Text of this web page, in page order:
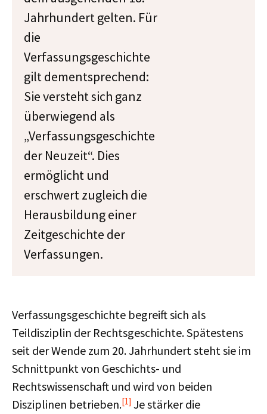
Jahrhundert gelten. Für
die
Verfassungsgeschichte
gilt dementsprechend:
Sie versteht sich ganz
überwiegend als
„Verfassungsgeschichte
der Neuzeit“. Dies
ermöglicht und
erschwert zugleich die
Herausbildung einer
Zeitgeschichte der
Verfassungen.
Verfassungsgeschichte begreift sich als
Teildisziplin der Rechtsgeschichte. Spätestens
seit der Wende zum 20. Jahrhundert steht sie im
Schnittpunkt von Geschichts- und
Rechtswissenschaft und wird von beiden
Disziplinen betrieben.[1] Je stärker die